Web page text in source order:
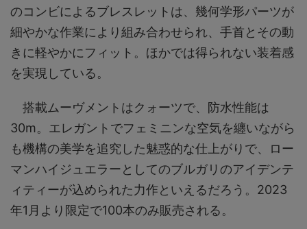
のコンビによるブレスレットは、幾何学形パーツが
細やかな作業により組み合わせられ、手首とその動
きに軽やかにフィット。ほかでは得られない装着感
を実現している。
搭載ムーヴメントはクォーツで、防水性能は
30m。エレガントでフェミニンな空気を纏いながら
も機構の美学を追究した魅惑的な仕上がりで、ロー
マンハイジュエラーとしてのブルガリのアイデンテ
ィティーが込められた力作といえるだろう。2023
年1月より限定で100本のみ販売される。